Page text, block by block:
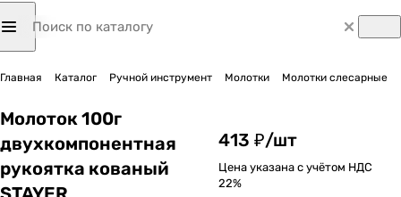
Главная Каталог Ручной инструмент Молотки Молотки слесарные
Молоток 100г
двухкомпонентная
рукоятка кованый
413 ₽/шт
Цена указана с учётом НДС
22%